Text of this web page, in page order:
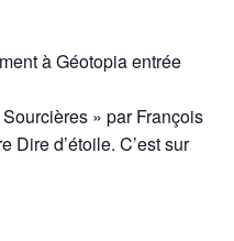
à Géotopia entrée
» par François
Dire d’étoile. C’est sur